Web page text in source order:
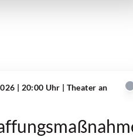
| 20:00 Uhr | Theater an